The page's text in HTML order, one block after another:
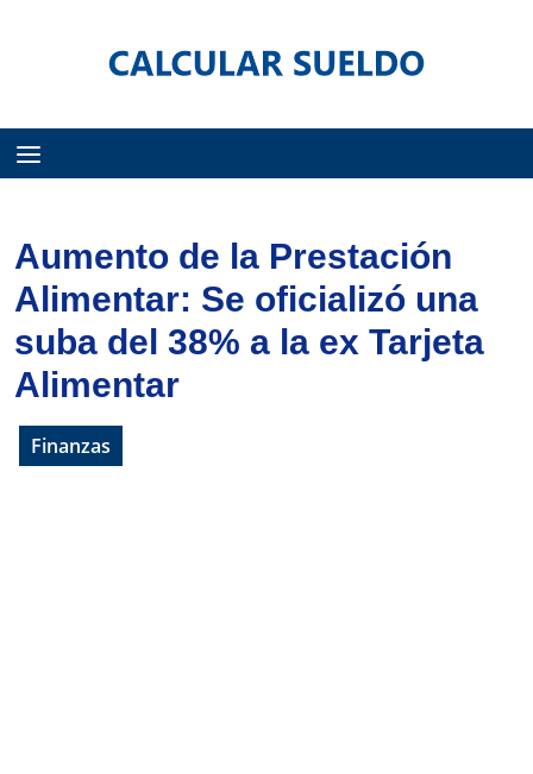
Aumento de la Prestación
Alimentar: Se oficializó una
suba del 38% a la ex Tarjeta
Alimentar
Finanzas